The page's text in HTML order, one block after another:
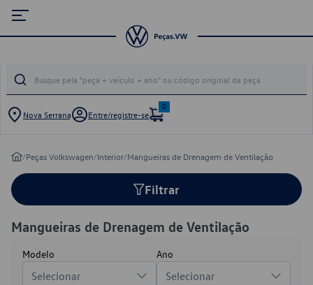
Nova Serrana Entre/registre-se
0
/Peças Volkswagen/Interior/Mangueiras de Drenagem de Ventilação
Filtrar
Mangueiras de Drenagem de Ventilação
Modelo
Selecionar
Ano
Selecionar